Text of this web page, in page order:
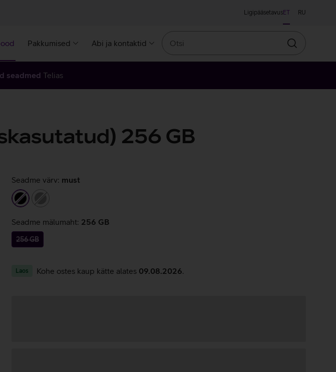
LigipääsetavusET RU
Pakkumised Abi ja kontaktid
Otsin
seadmed Telias
256 GB
Seadme värv: must
must
hall
Seadme mälumaht: 256 GB
256 GB
Laos Kohe ostes kaup kätte alates 09.08.2026